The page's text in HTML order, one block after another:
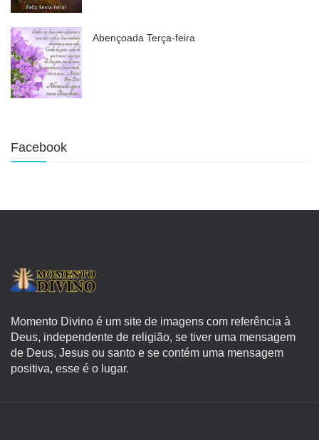
Abençoada Terça-feira
Facebook
Momento Divino é um site de imagens com referência à
Deus, independente de religião, se tiver uma mensagem
de Deus, Jesus ou santo e se contém uma mensagem
positiva, esse é o lugar.